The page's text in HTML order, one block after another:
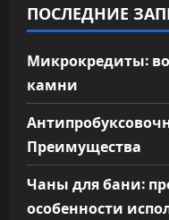
ПОСЛЕДНИЕ
Микрокредиты:
камни
Преимущества
Чаны для бани:
особенности